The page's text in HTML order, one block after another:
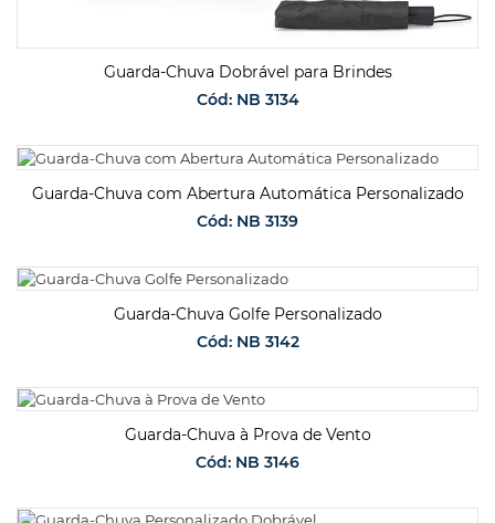
Guarda-Chuva Dobrável para Brindes
Cód: NB 3134
SOLICITAR ORÇAMENTO
Guarda-Chuva com Abertura Automática Personalizado
Cód: NB 3139
SOLICITAR ORÇAMENTO
Guarda-Chuva Golfe Personalizado
Cód: NB 3142
SOLICITAR ORÇAMENTO
Guarda-Chuva à Prova de Vento
Cód: NB 3146